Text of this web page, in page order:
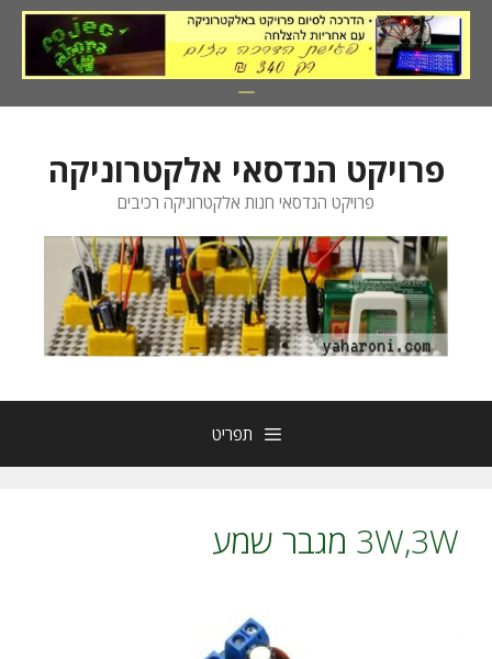
לדלג
לתוכן
פרויקט הנדסאי אלקטרוניקה
פרויקט הנדסאי חנות אלקטרוניקה רכיבים
תפריט
3W,3W מגבר שמע